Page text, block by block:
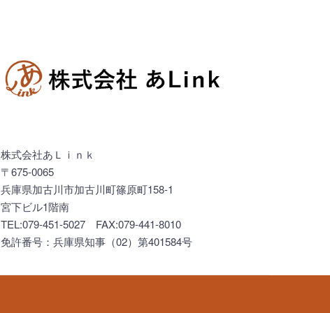
株式会社あＬｉｎｋ
〒675-0065
兵庫県加古川市加古川町篠原町158-1
宮下ビル1階南
TEL:079-451-5027 FAX:079-441-8010
免許番号：兵庫県知事（02）第401584号